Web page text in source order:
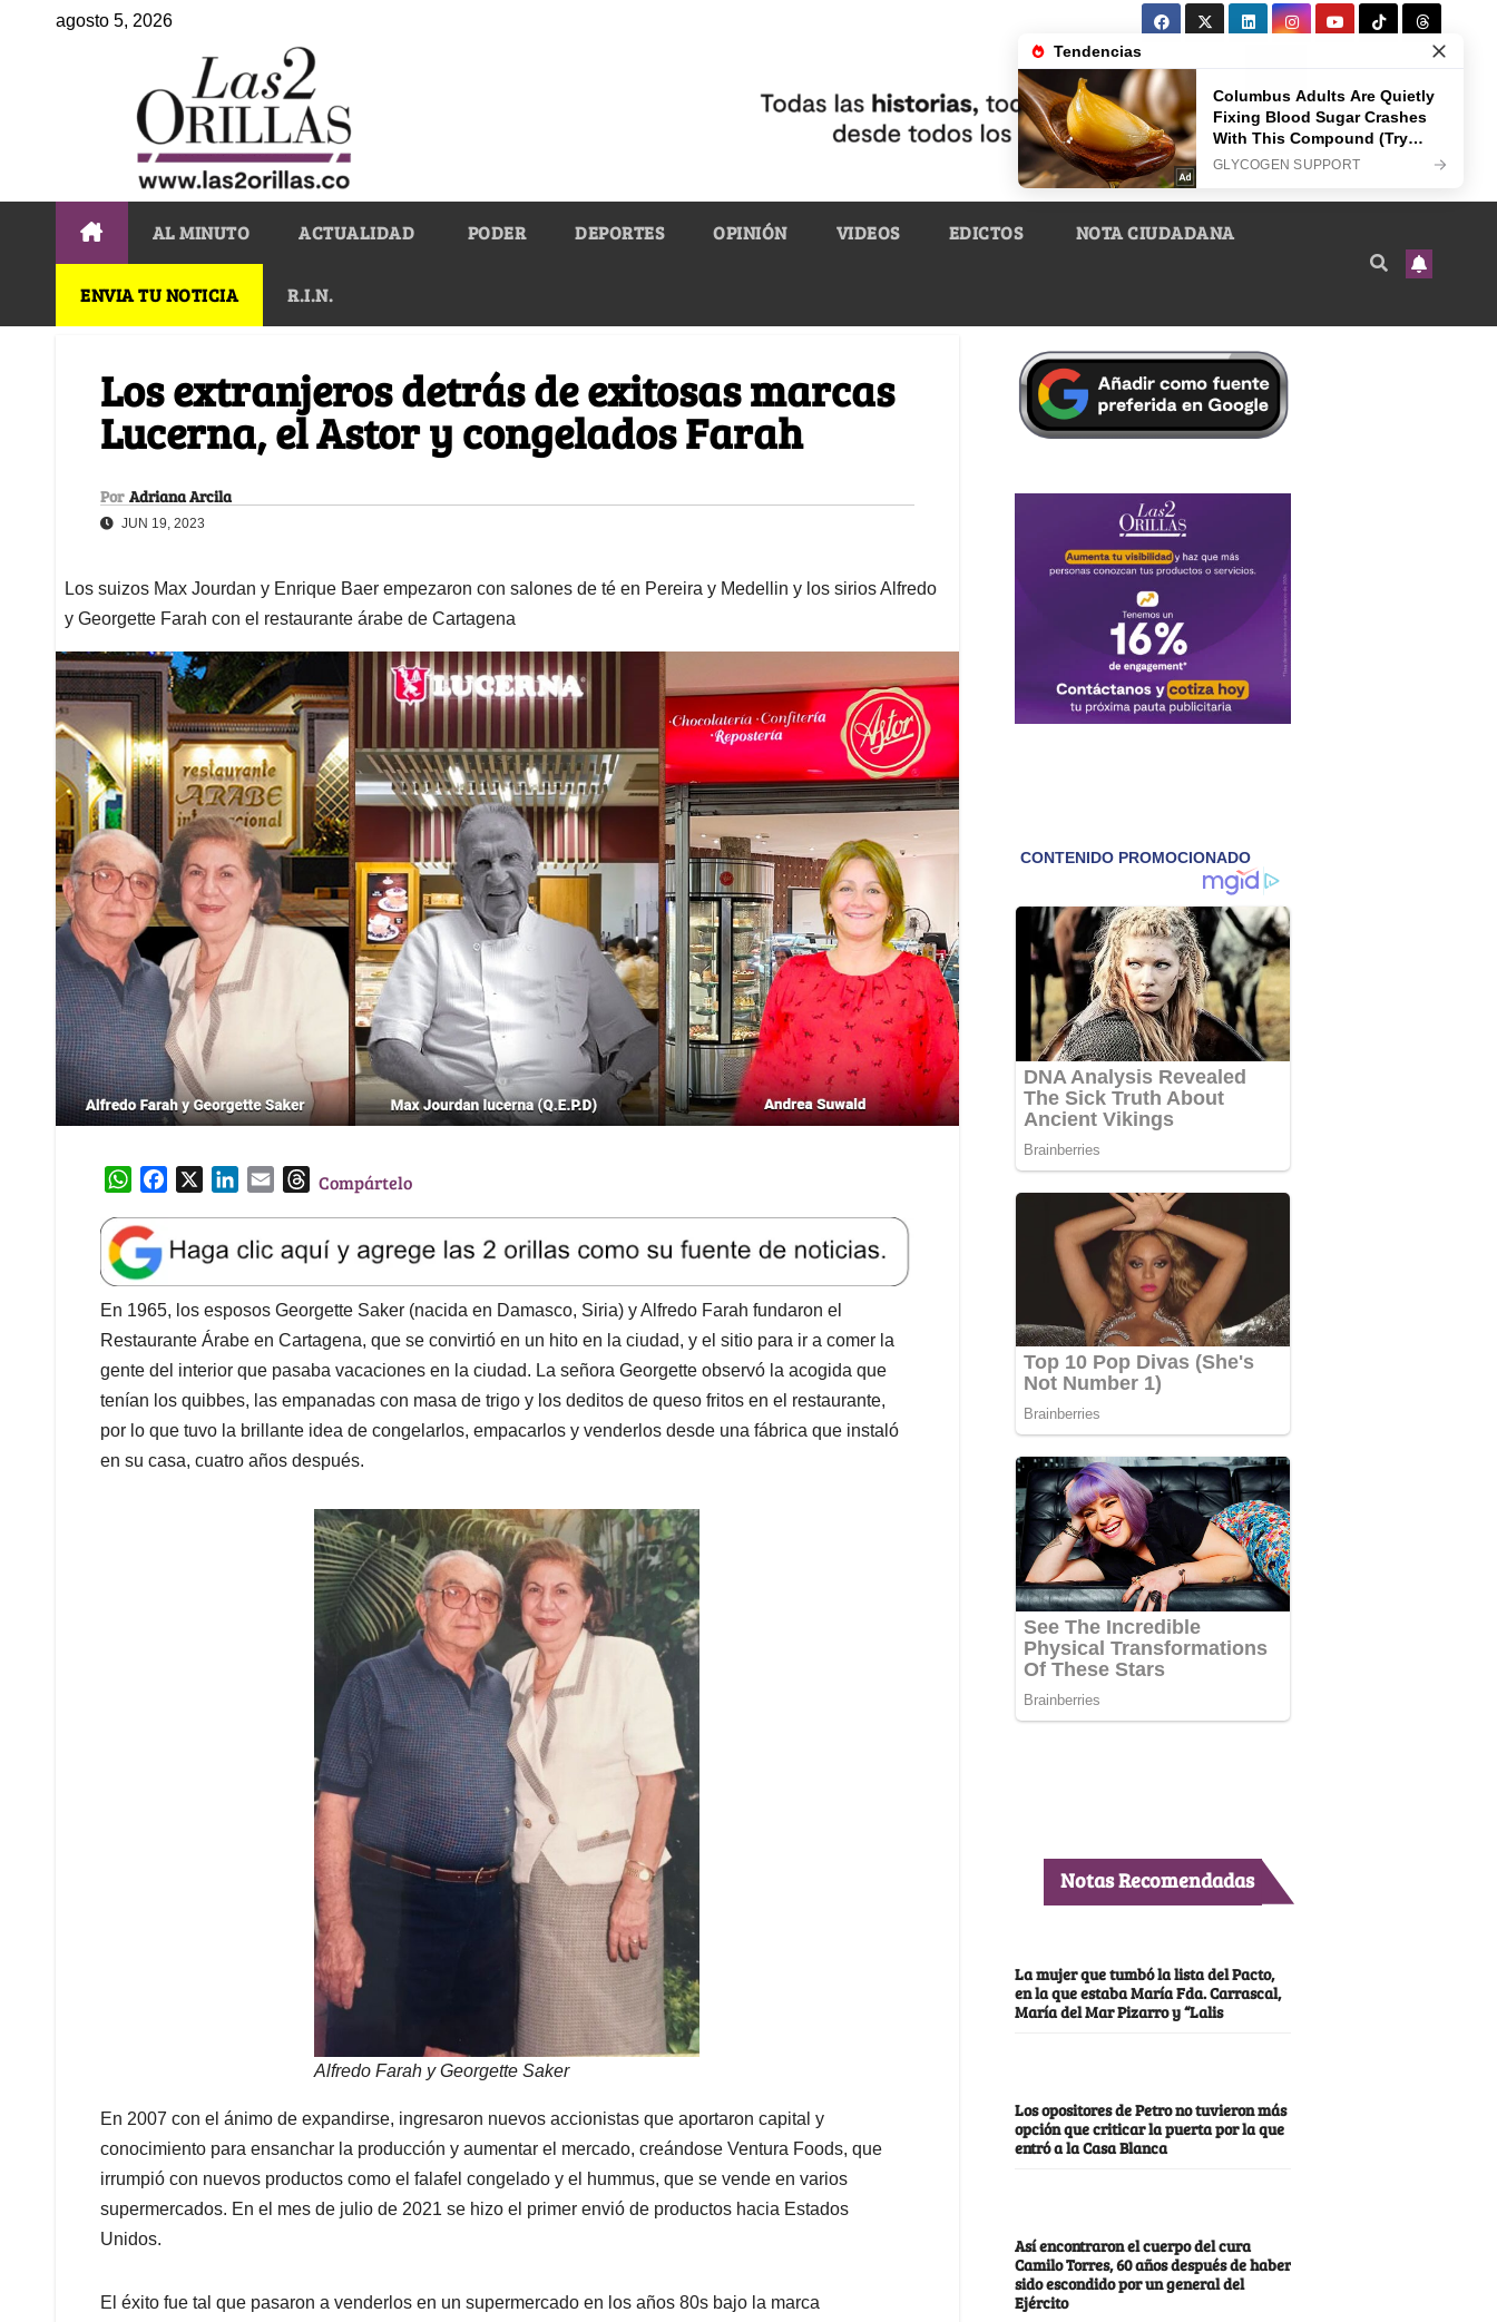
agosto 5, 2026
AL MINUTO ACTUALIDAD PODER DEPORTES OPINIÓN VIDEOS EDICTOS NOTA CIUDADANA
ENVIA TU NOTICIA R.I.N.
Los extranjeros detrás de exitosas marcas
Lucerna, el Astor y congelados Farah
Por Adriana Arcila
JUN 19, 2023
Los suizos Max Jourdan y Enrique Baer empezaron con salones de té en Pereira y Medellin y los sirios Alfredo
y Georgette Farah con el restaurante árabe de Cartagena
W
a
t
s
A
p
p
e
b
o
o
k
k
e
d
I
n
l
T
e
a
d
s
Compártelo
En 1965, los esposos Georgette Saker (nacida en Damasco, Siria) y Alfredo Farah fundaron el
Restaurante Árabe en Cartagena, que se convirtió en un hito en la ciudad, y el sitio para ir a comer la
gente del interior que pasaba vacaciones en la ciudad. La señora Georgette observó la acogida que
tenían los quibbes, las empanadas con masa de trigo y los deditos de queso fritos en el restaurante,
por lo que tuvo la brillante idea de congelarlos, empacarlos y venderlos desde una fábrica que instaló
en su casa, cuatro años después.
Alfredo Farah y Georgette Saker
En 2007 con el ánimo de expandirse, ingresaron nuevos accionistas que aportaron capital y
conocimiento para ensanchar la producción y aumentar el mercado, creándose Ventura Foods, que
irrumpió con nuevos productos como el falafel congelado y el hummus, que se vende en varios
supermercados. En el mes de julio de 2021 se hizo el primer envió de productos hacia Estados
Unidos.
El éxito fue tal que pasaron a venderlos en un supermercado en los años 80s bajo la marca
Notas Recomendadas
La mujer que tumbó la lista del Pacto,
en la que estaba María Fda. Carrascal,
María del Mar Pizarro y “Lalis
Los opositores de Petro no tuvieron más
opción que criticar la puerta por la que
entró a la Casa Blanca
Así encontraron el cuerpo del cura
Camilo Torres, 60 años después de haber
sido escondido por un general del
Ejército